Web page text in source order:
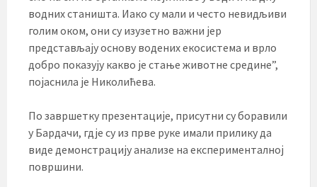
водних станишта. Иако су мали и често невидљиви
голим оком, они су изузетно важни јер
представљају основу водених екосистема и врло
добро показују какво је стање животне средине”,
појаснила је Николићева.
По завршетку презентације, присутни су боравили
у Бардачи, гдје су из прве руке имали прилику да
виде демонстрацију анализе на експерименталној
површини.